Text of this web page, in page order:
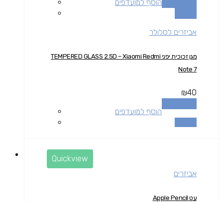
הוסף למועדפים
אביזרים לסלולר
מגן זכוכית יפני TEMPERED GLASS 2.5D – Xiaomi Redmi
Note 7
₪40
הוסף למועדפים
Quickview
אביזרים
עט Apple Pencil